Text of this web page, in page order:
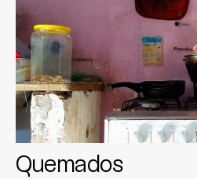
Quemados